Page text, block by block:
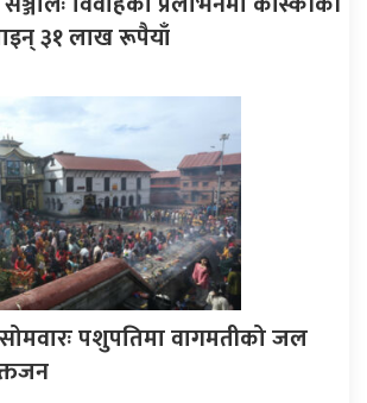
३१ लाख रूपैयाँ
पशुपतिमा वागमतीको जल